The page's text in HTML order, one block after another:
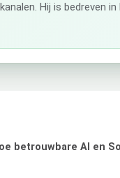
Hij is bedreven
betrouwbare AI en